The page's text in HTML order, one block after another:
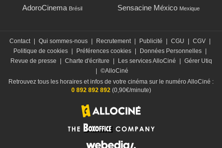
AdoroCinema Brésil Sensacine México Mexique
Contact Qui sommes-nous Recrutement Publicité CGU CGV
Politique de cookies
Préférences cookies Données Personnelles
Revue de presse
Charte d'écriture Les services AlloCiné
Gérer Utiq
©AlloCiné
Retrouvez tous les horaires et infos de votre cinéma sur le numéro AlloCiné :
0 892 892 892(0,90€/minute)